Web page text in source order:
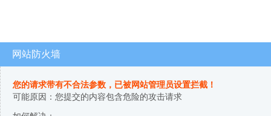
网站防火墙
您的请求带有不合法参数，已被网站管理员设置拦截！
可能原因：您提交的内容包含危险的攻击请求